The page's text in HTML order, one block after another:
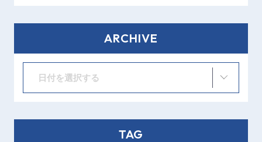
ARCHIVE
日付を選択する
TAG